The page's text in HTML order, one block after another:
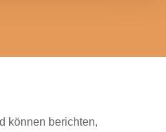
können berichten,